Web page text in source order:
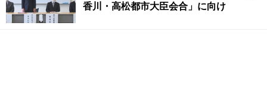
香川・高松都市大臣会合」に向け